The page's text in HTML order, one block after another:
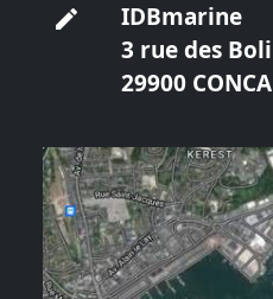
IDBmarine
3 rue des
29900